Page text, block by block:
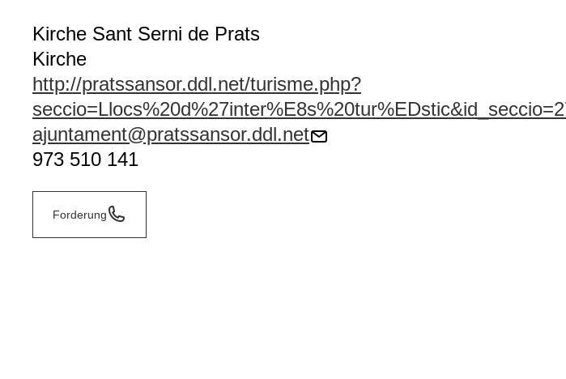
Kirche Sant Serni de Prats
Kirche
http://pratssansor.ddl.net/turisme.php?
ajuntament@pratssansor.ddl.net
973 510 141
Forderung